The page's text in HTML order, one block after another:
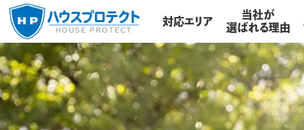
対応エリア
当社が
選ばれる理由